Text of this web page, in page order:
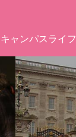
キャンパスライフ